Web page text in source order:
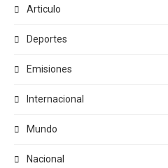
Articulo
Deportes
Emisiones
Internacional
Mundo
Nacional